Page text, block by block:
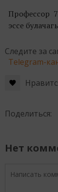
Профессор
эссе
Следите за
Telegram-
Поделиться:
Нет